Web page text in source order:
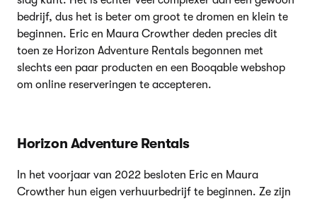
bedrijf, dus het is beter om groot te dromen en klein te
beginnen. Eric en Maura Crowther deden precies dit
toen ze Horizon Adventure Rentals begonnen met
slechts een paar producten en een Booqable webshop
om online reserveringen te accepteren.
Horizon Adventure Rentals
In het voorjaar van 2022 besloten Eric en Maura
Crowther hun eigen verhuurbedrijf te beginnen. Ze zijn